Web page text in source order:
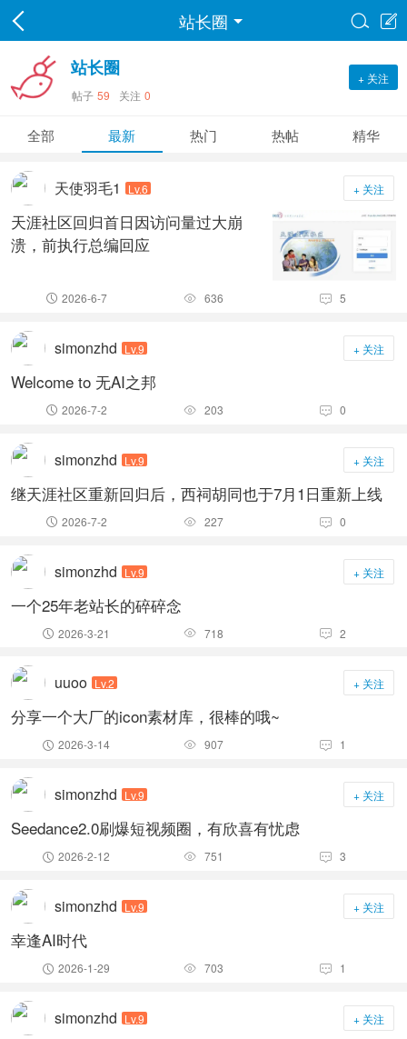
站长圈 

站长圈
帖子 59 关注 0
+ 关注
全部 最新 热门 热帖 精华
天使羽毛1 Lv.6 + 关注
天涯社区回归首日因访问量过大崩
溃，前执行总编回应
 2026-6-7  636  5
simonzhd Lv.9 + 关注
Welcome to 无AI之邦
 2026-7-2  203  0
simonzhd Lv.9 + 关注
继天涯社区重新回归后，西祠胡同也于7月1日重新上线
 2026-7-2  227  0
simonzhd Lv.9 + 关注
一个25年老站长的碎碎念
 2026-3-21  718  2
uuoo Lv.2 + 关注
分享一个大厂的icon素材库，很棒的哦~
 2026-3-14  907  1
simonzhd Lv.9 + 关注
Seedance2.0刷爆短视频圈，有欣喜有忧虑
 2026-2-12  751  3
simonzhd Lv.9 + 关注
幸逢AI时代
 2026-1-29  703  1
simonzhd Lv.9 + 关注